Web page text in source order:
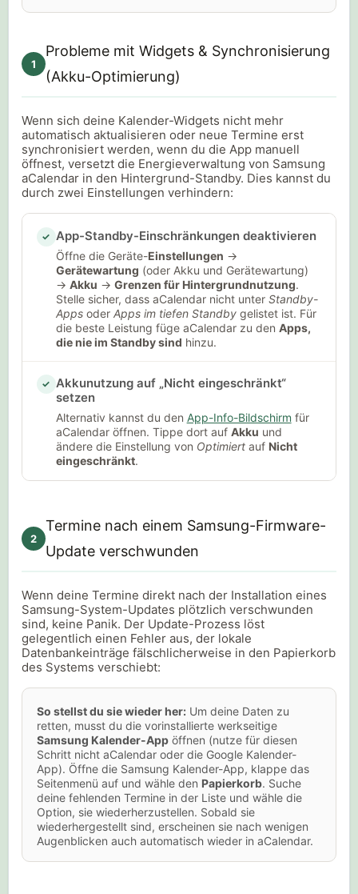
1
Probleme mit Widgets & Synchronisierung
(Akku-Optimierung)
Wenn sich deine Kalender-Widgets nicht mehr
automatisch aktualisieren oder neue Termine erst
synchronisiert werden, wenn du die App manuell
öffnest, versetzt die Energieverwaltung von Samsung
aCalendar in den Hintergrund-Standby. Dies kannst du
durch zwei Einstellungen verhindern:
✓ App-Standby-Einschränkungen deaktivieren
Öffne die Geräte-Einstellungen →
Gerätewartung (oder Akku und Gerätewartung)
→ Akku → Grenzen für Hintergrundnutzung.
Stelle sicher, dass aCalendar nicht unter Standby-
Appsoder Apps im tiefen Standbygelistet ist. Für
die beste Leistung füge aCalendar zu den Apps,
die nie im Standby sind hinzu.
✓ Akkunutzung auf „Nicht eingeschränkt“
setzen
Alternativ kannst du den App-Info-Bildschirm für
aCalendar öffnen. Tippe dort auf Akku und
ändere die Einstellung von Optimiertauf Nicht
eingeschränkt.
2
Termine nach einem Samsung-Firmware-
Update verschwunden
Wenn deine Termine direkt nach der Installation eines
Samsung-System-Updates plötzlich verschwunden
sind, keine Panik. Der Update-Prozess löst
gelegentlich einen Fehler aus, der lokale
Datenbankeinträge fälschlicherweise in den Papierkorb
des Systems verschiebt:
So stellst du sie wieder her:Um deine Daten zu
retten, musst du die vorinstallierte werkseitige
Samsung Kalender-Appöffnen (nutze für diesen
Schritt nicht aCalendar oder die Google Kalender-
App). Öffne die Samsung Kalender-App, klappe das
Seitenmenü auf und wähle den Papierkorb. Suche
deine fehlenden Termine in der Liste und wähle die
Option, sie wiederherzustellen. Sobald sie
wiederhergestellt sind, erscheinen sie nach wenigen
Augenblicken auch automatisch wieder in aCalendar.